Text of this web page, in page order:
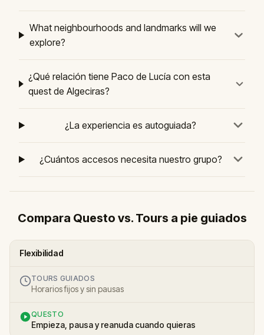
What neighbourhoods and landmarks will we
explore?
¿Qué relación tiene Paco de Lucía con esta
quest de Algeciras?
¿La experiencia es autoguiada?
¿Cuántos accesos necesita nuestro grupo?
Compara Questo vs. Tours a pie guiados
Flexibilidad
TOURS GUIADOS
Horarios fijos y sin pausas
QUESTO
Empieza, pausa y reanuda cuando quieras